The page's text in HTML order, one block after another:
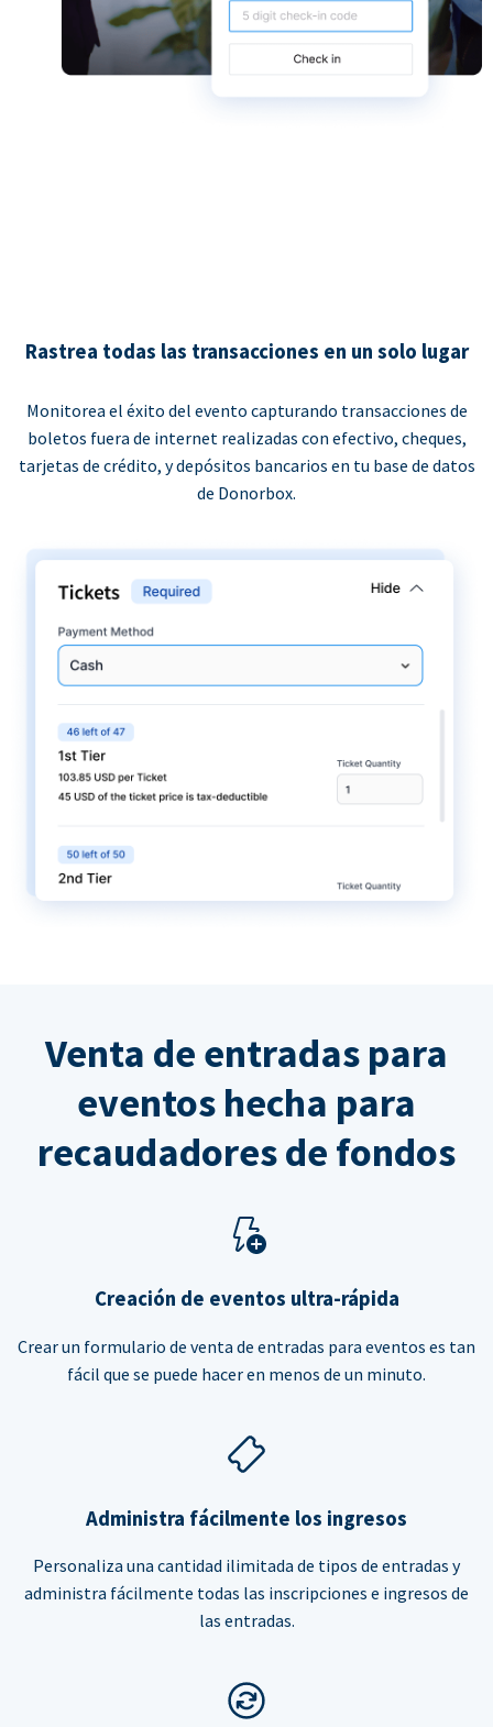
Rastrea todas las transacciones en un solo lugar
Monitorea el éxito del evento capturando transacciones de
boletos fuera de internet realizadas con efectivo, cheques,
tarjetas de crédito, y depósitos bancarios en tu base de datos
de Donorbox.
Venta de entradas para
eventos hecha para
recaudadores de fondos
Creación de eventos ultra-rápida
Crear un formulario de venta de entradas para eventos es tan
fácil que se puede hacer en menos de un minuto.
Administra fácilmente los ingresos
Personaliza una cantidad ilimitada de tipos de entradas y
administra fácilmente todas las inscripciones e ingresos de
las entradas.